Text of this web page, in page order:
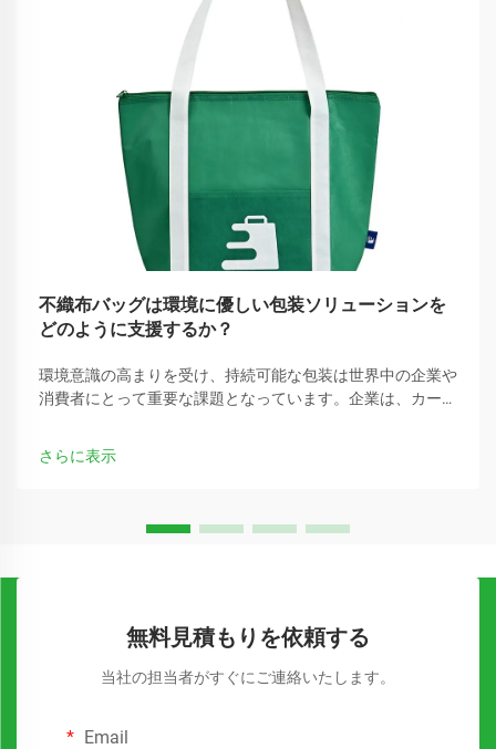
不織布バッグは環境に優しい包装ソリューションを
どのように支援するか？
環境意識の高まりを受け、持続可能な包装は世界中の企業や
消費者にとって重要な課題となっています。企業は、カーボ
替手段をますます求めています。
さらに表示
無料見積もりを依頼する
当社の担当者がすぐにご連絡いたします。
Email